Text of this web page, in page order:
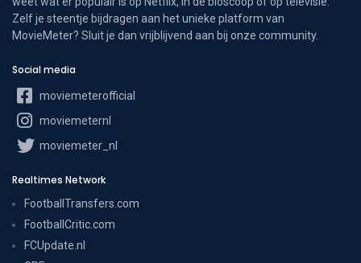
Zelf je steentje bijdragen aan het unieke platform van
MovieMeter? Sluit je dan vrijblijvend aan bij onze community.
Social media
moviemeterofficial
moviemeternl
moviemeter_nl
Realtimes Network
FootballTransfers.com
FootballCritic.com
FCUpdate.nl